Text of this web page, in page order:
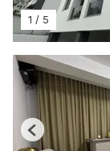
1 / 5
Previous